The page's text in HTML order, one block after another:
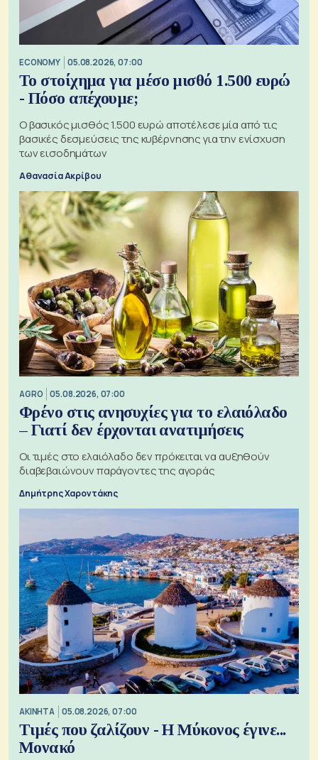
ECONOMY 05.08.2026, 07:00
Το στοίχημα για μέσο μισθό 1.500 ευρώ
- Πόσο απέχουμε;
Ο βασικός μισθός 1.500 ευρώ αποτέλεσε μία από τις
βασικές δεσμεύσεις της κυβέρνησης για την ενίσχυση
των εισοδημάτων
Αθανασία Ακρίβου
AGRO 05.08.2026, 07:00
Φρένο στις ανησυχίες για το ελαιόλαδο
– Γιατί δεν έρχονται ανατιμήσεις
Οι τιμές στο ελαιόλαδο δεν πρόκειται να αυξηθούν
διαβεβαιώνουν παράγοντες της αγοράς
Δημήτρης Χαροντάκης
ΑΚΙΝΗΤΑ 05.08.2026, 07:00
Τιμές που ζαλίζουν - Η Μύκονος έγινε...
Μονακό